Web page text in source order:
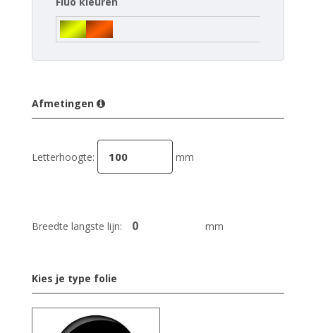
Afmetingen
Letterhoogte: mm
Breedte langste lijn: mm
Kies je type folie